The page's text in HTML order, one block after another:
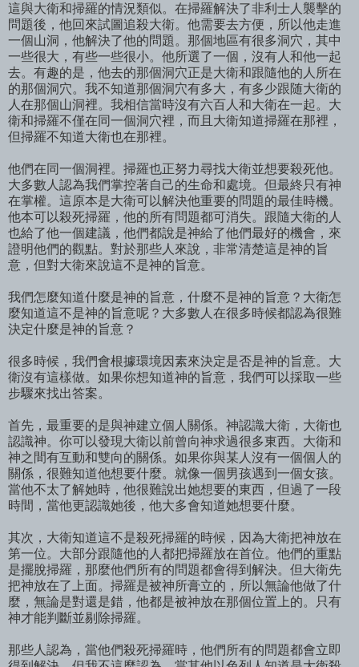
這與大衛和掃羅的情況類似。在掃羅解決了非利士人襲擊的
問題後，他回來試圖追殺大衛。他需要去方便，所以他走進
一個山洞，他解決了他的問題。那個地區有很多洞穴，其中
一些很大，有些一些很小。他所選了一個，沒有人和他一起
去。有趣的是，他去的那個洞穴正是大衛和跟隨他的人所在
的那個洞穴。我不知道那個洞穴有多大，有多少跟随大衛的
人在那個山洞裡。我相信當時沒有六百人和大衛在一起。大
衛和掃羅不僅在同一個洞穴裡，而且大衛知道掃羅在那裡，
但掃羅不知道大衛也在那裡。
他們在同一個洞裡。掃羅也正努力尋找大衛並想要殺死他。
大多數人認為我們掌控著自己的生命和處境。但最終只有神
在掌權。這原本是大衛可以解決他重要的問題的最佳時機。
他本可以殺死掃羅，他的所有問題都可消失。跟隨大衛的人
也給了他一個建議，他們都說是神給了他們最好的機會，來
證明他們的觀點。對於那些人來說，非常清楚這是神的旨
意，但對大衛來說這不是神的旨意。
我們怎麼知道什麼是神的旨意，什麼不是神的旨意？大衛怎
麼知道這不是神的旨意呢？大多數人在很多時候都認為很難
決定什麼是神的旨意？
很多時候，我們會根據環境因素來決定是否是神的旨意。大
衛沒有這樣做。如果你想知道神的旨意，我們可以採取一些
步驟來找出答案。
首先，最重要的是與神建立個人關係。神認識大衛，大衛也
認識神。你可以發現大衛以前曾向神求過很多東西。大衛和
神之間有互動和雙向的關係。如果你與某人沒有一個個人的
關係，很難知道他想要什麼。就像一個男孩遇到一個女孩。
當他不太了解她時，他很難說出她想要的東西，但過了一段
時間，當他更認識她後，他大多會知道她想要什麼。
其次，大衛知道這不是殺死掃羅的時候，因為大衛把神放在
第一位。大部分跟隨他的人都把掃羅放在首位。他們的重點
是擺脫掃羅，那麼他們所有的問題都會得到解決。但大衛先
把神放在了上面。掃羅是被神所膏立的，所以無論他做了什
麼，無論是對還是錯，他都是被神放在那個位置上的。只有
神才能判斷並剔除掃羅。
那些人認為，當他們殺死掃羅時，他們所有的問題都會立即